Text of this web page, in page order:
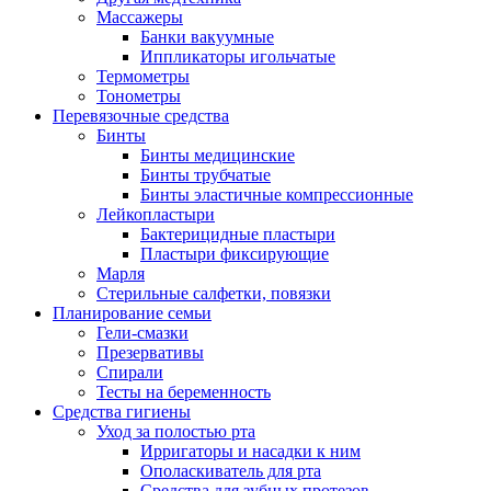
Массажеры
Банки вакуумные
Иппликаторы игольчатые
Термометры
Тонометры
Перевязочные средства
Бинты
Бинты медицинские
Бинты трубчатые
Бинты эластичные компрессионные
Лейкопластыри
Бактерицидные пластыри
Пластыри фиксирующие
Марля
Стерильные салфетки, повязки
Планирование семьи
Гели-смазки
Презервативы
Спирали
Тесты на беременность
Средства гигиены
Уход за полостью рта
Ирригаторы и насадки к ним
Ополаскиватель для рта